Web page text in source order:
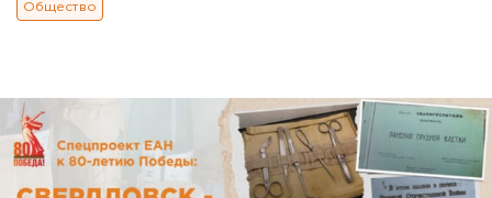
Общество